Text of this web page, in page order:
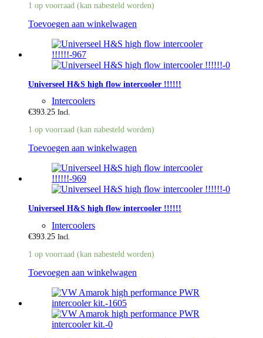
1 op voorraad (kan nabesteld worden)
Toevoegen aan winkelwagen
Universeel H&S high flow intercooler !!!!!!
Intercoolers
€393.25 Incl.
1 op voorraad (kan nabesteld worden)
Toevoegen aan winkelwagen
Universeel H&S high flow intercooler !!!!!!
Intercoolers
€393.25 Incl.
1 op voorraad (kan nabesteld worden)
Toevoegen aan winkelwagen